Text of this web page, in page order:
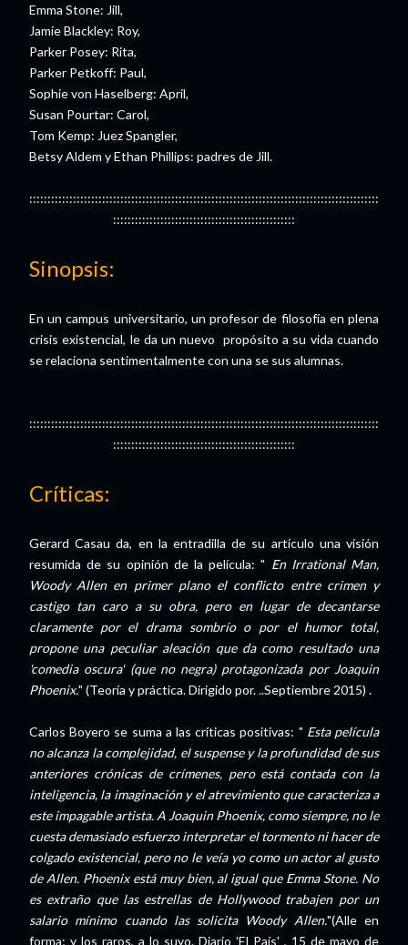
Emma Stone: Jill,
Jamie Blackley: Roy,
Parker Posey: Rita,
Parker Petkoff: Paul,
Sophie von Haselberg: April,
Susan Pourtar: Carol,
Tom Kemp: Juez Spangler,
Betsy Aldem y Ethan Phillips: padres de Jill.
::::::::::::::::::::::::::::::::::::::::::::::::::::::::::::::::::::::::::::::::::::::::::::::::
::::::::::::::::::::::::::::::::::::::::::::::::::
Sinopsis:
En un campus universitario, un profesor de filosofía en plena
crisis existencial, le da un nuevo propósito a su vida cuando
se relaciona sentimentalmente con una se sus alumnas.
::::::::::::::::::::::::::::::::::::::::::::::::::::::::::::::::::::::::::::::::::::::::::::::::
::::::::::::::::::::::::::::::::::::::::::::::::::
Críticas:
Gerard Casau da, en la entradilla de su artículo una visión
resumida de su opinión de la película: " En Irrational Man,
Woody Allen en primer plano el conflicto entre crimen y
castigo tan caro a su obra, pero en lugar de decantarse
claramente por el drama sombrío o por el humor total,
propone una peculiar aleación que da como resultado una
'comedia oscura' (que no negra) protagonizada por Joaquin
Phoenix." (Teoría y práctica. Dirigido por. ..Septiembre 2015) .
Carlos Boyero se suma a las críticas positivas: " Esta película
no alcanza la complejidad, el suspense y la profundidad de sus
anteriores crónicas de crímenes, pero está contada con la
inteligencia, la imaginación y el atrevimiento que caracteriza a
este impagable artista. A Joaquin Phoenix, como siempre, no le
cuesta demasiado esfuerzo interpretar el tormento ni hacer de
colgado existencial, pero no le veía yo como un actor al gusto
de Allen. Phoenix está muy bien, al igual que Emma Stone. No
es extraño que las estrellas de Hollywood trabajen por un
salario mínimo cuando las solicita Woody Allen."(Alle en
forma; y los raros, a lo suyo. Diario 'El País' , 15 de mayo de